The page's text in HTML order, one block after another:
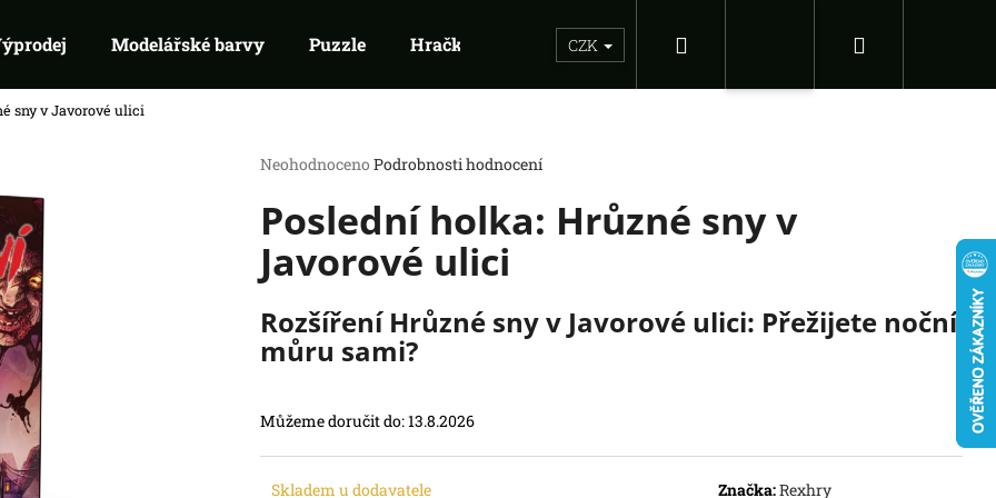
Modelářské barvy Puzzle Hračky Sběratelské figurky Dárkové inspirace
CZK
Přihlášení
sny v Javorové ulici
Průměrné
produktu
je
0,0
5
hvězdiček.
Neohodnoceno Podrobnosti hodnocení
Poslední holka: Hrůzné sny v
Javorové ulici
Rozšíření Hrůzné sny v Javorové ulici: Přežijete noční
můru sami?
Můžeme doručit do:13.8.2026
Skladem u dodavatele Značka:Rexhry
Co potřebujete najít?
HLEDAT
RIFTBOUND: LEAGUE OF LEGENDS
- UNLEASHED: BOOSTER